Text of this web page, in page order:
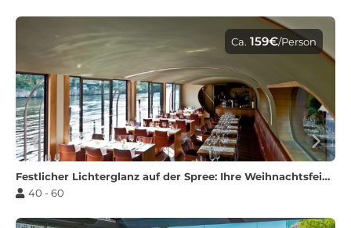
Ca. 159€/Person
Festlicher Lichterglanz auf der Spree: Ihre Weihnachtsfeier im Restaurantschiff
40 - 60